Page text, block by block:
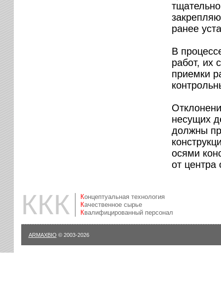
ранее
В
работ, их
приемки
несущих
должны
осями
от
ККК
Концептуальная технология
Качественное сырье
Квалифицированный персонал
ARMAXBIO © 2003-2026